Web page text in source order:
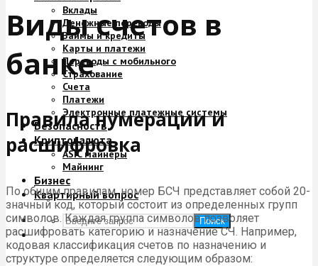
Вклады
Денежные переводы
Займы и кредиты
Карты и платежи
Переводы с мобильного
Страхование
Счета
Платежи
Электронные платежные системы
Безопасность
Криптовалюта
ASIC майнеры
Майнинг
Бизнес
Квартирный вопрос
Поиск
Виды счетов в
банке
Правила нумерации и
расшифровка
По общим правилам, номер БСЧ представляет собой 20-
значный код, который состоит из определенных групп
символов. Каждая группа символов позволяет
расшифровать категорию и назначение СЧ. Например,
кодовая классификация счетов по назначению и
структуре определяется следующим образом: